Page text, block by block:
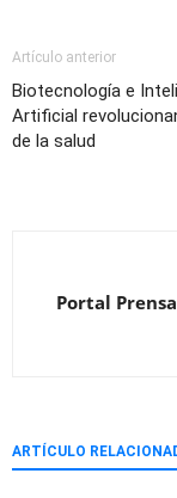
Artículo anterior
Biotecnología e
Artificial
de la salud
Portal
ARTÍCULO